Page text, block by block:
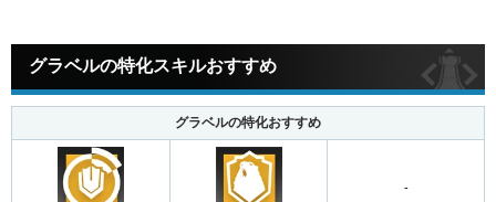
グラベルの特化スキルおすすめ
グラベルの特化おすすめ
-